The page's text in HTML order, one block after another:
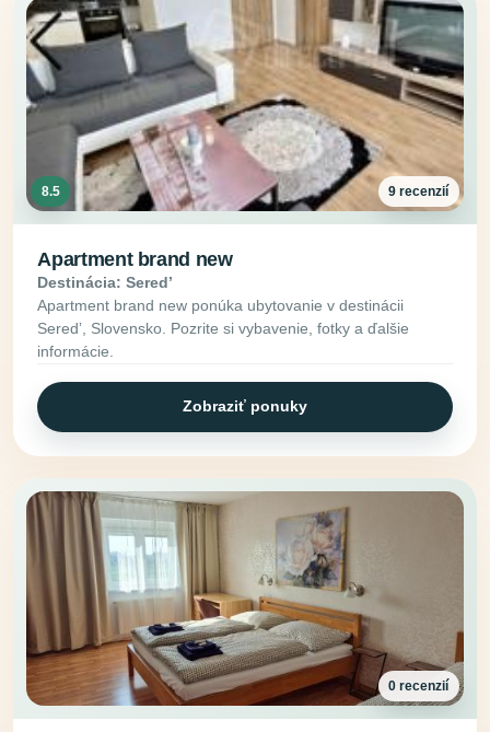
8.5 9 recenzií
Apartment brand new
Destinácia: Seredʼ
Apartment brand new ponúka ubytovanie v destinácii
Seredʼ, Slovensko. Pozrite si vybavenie, fotky a ďalšie
informácie.
Zobraziť ponuky
0 recenzií